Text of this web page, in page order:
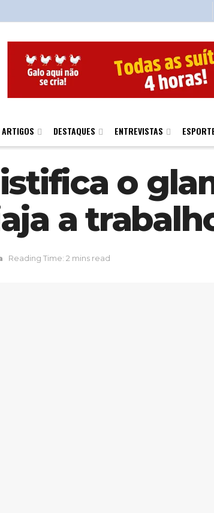
ARTIGOS DESTAQUES ENTREVISTAS
o
a
Reading Time: 2 mins read